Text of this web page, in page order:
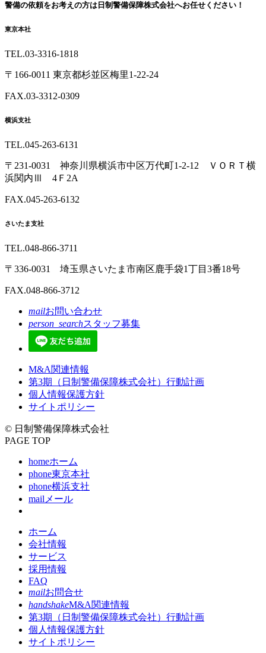
警備の依頼をお考えの方は 日制警備保障株式会社へお任せください！
東京本社
TEL.03-3316-1818
〒166-0011 東京都杉並区梅里1-22-24
FAX.03-3312-0309
横浜支社
TEL.045-263-6131
〒231-0031 神奈川県横浜市中区万代町1-2-12 ＶＯＲＴ横
浜関内Ⅲ 4Ｆ2A
FAX.045-263-6132
さいたま支社
TEL.048-866-3711
〒336-0031 埼玉県さいたま市南区鹿手袋1丁目3番18号
FAX.048-866-3712
mailお問い合わせ
person_searchスタッフ募集
M&A関連情報
第3期（日制警備保障株式会社）行動計画
個人情報保護方針
サイトポリシー
© 日制警備保障株式会社
PAGE TOP
homeホーム
phone東京本社
phone横浜支社
mail メール
ホーム
会社情報
サービス
採用情報
FAQ
mailお問合せ
handshakeM&A関連情報
第3期（日制警備保障株式会社）行動計画
個人情報保護方針
サイトポリシー